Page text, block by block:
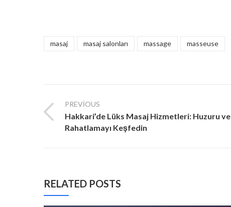
masaj masaj salonları massage masseuse
PREVIOUS
Hakkari’de Lüks Masaj Hizmetleri: Huzuru ve
Rahatlamayı Keşfedin
RELATED POSTS